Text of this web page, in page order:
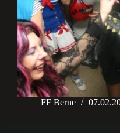
FF Berne